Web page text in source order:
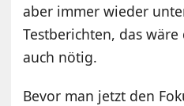
aber immer wieder
Testberichten, das
auch nötig.
Bevor man jetzt den